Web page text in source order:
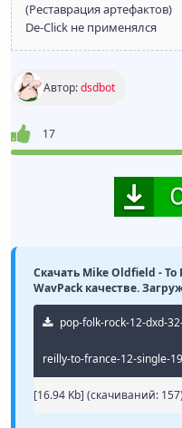
(Реставрация артефактов)
De-Click не применялся
Автор:dsdbot
17
Скачать Mike Oldfield - To
WavPack качестве.
pop-folk-rock-12-dxd-
reilly-to-france-12-single-
[16.94 Kb] (cкачиваний: 157)